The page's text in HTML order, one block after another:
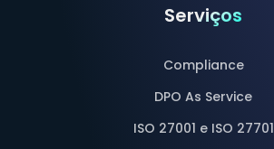
Serviços
Compliance
DPO As Service
ISO 27001 e ISO 27701